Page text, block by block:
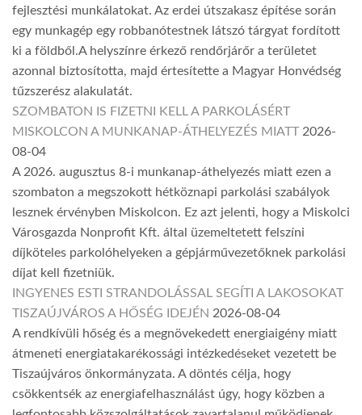
fejlesztési munkálatokat. Az erdei útszakasz építése során
egy munkagép egy robbanótestnek látszó tárgyat fordított
ki a földből.A helyszínre érkező rendőrjárőr a területet
azonnal biztosította, majd értesítette a Magyar Honvédség
tűzszerész alakulatát.
SZOMBATON IS FIZETNI KELL A PARKOLÁSÉRT
MISKOLCON A MUNKANAP-ÁTHELYEZÉS MIATT 2026-
08-04
A 2026. augusztus 8-i munkanap-áthelyezés miatt ezen a
szombaton a megszokott hétköznapi parkolási szabályok
lesznek érvényben Miskolcon. Ez azt jelenti, hogy a Miskolci
Városgazda Nonprofit Kft. által üzemeltetett felszíni
díjköteles parkolóhelyeken a gépjárművezetőknek parkolási
díjat kell fizetniük.
INGYENES ESTI STRANDOLÁSSAL SEGÍTI A LAKOSOKAT
TISZAÚJVÁROS A HŐSÉG IDEJÉN 2026-08-04
A rendkívüli hőség és a megnövekedett energiaigény miatt
átmeneti energiatakarékossági intézkedéseket vezetett be
Tiszaújváros önkormányzata. A döntés célja, hogy
csökkentsék az energiafelhasználást úgy, hogy közben a